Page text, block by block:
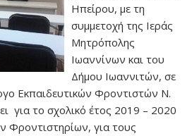
Ηπείρου, με τη
συμμετοχή της Ιεράς
Μητρόπολης
Ιωαννίνων και του
Δήμου Ιωαννιτών, σε
Εκπαιδευτικών Φροντιστών Ν.
για το σχολικό έτος 2019 – 2020
Φροντιστηρίων, για τους